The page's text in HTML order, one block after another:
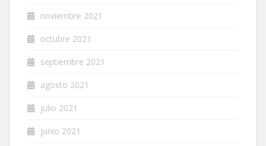
noviembre 2021
octubre 2021
septiembre 2021
agosto 2021
julio 2021
junio 2021